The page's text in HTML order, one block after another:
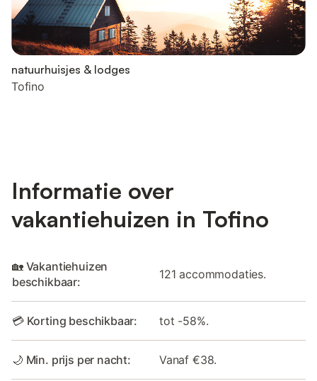
natuurhuisjes & lodges
Tofino
Informatie over
vakantiehuizen in Tofino
🏡 Vakantiehuizen
beschikbaar:
121 accommodaties.
💳 Korting beschikbaar: tot -58%.
🌙 Min. prijs per nacht: Vanaf €38.